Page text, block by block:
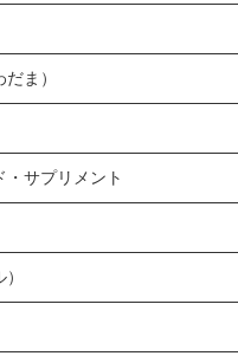
ま）
サプリメント